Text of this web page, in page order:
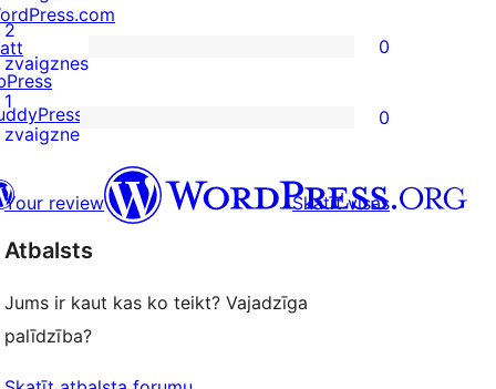
reviews
3-
star
review
0
2-
star
2
zvaigznes
0
0
star
1
zvaigzne
0
Your review Skatīt visasatsauksmes
Atbalsts
Jums ir kaut kas ko teikt? Vajadzīga
palīdzība?
kontu
kontu
kontu
kontu